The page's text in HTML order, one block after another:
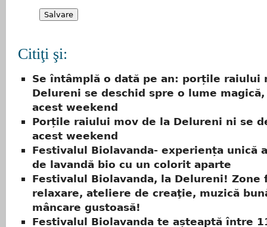
Citiţi şi:
Se întâmplă o dată pe an: porțile raiului
Delureni se deschid spre o lume
acest weekend
Porțile raiului mov de la Delureni ni se
acest weekend
Festivalul Biolavanda- experiența unică
de lavandă bio cu un colorit aparte
Festivalul Biolavanda, la Delureni! Zone
relaxare, ateliere de creaţie, muzică
mâncare gustoasă!
Festivalul Biolavanda te așteaptă între